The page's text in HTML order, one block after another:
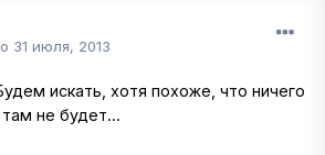
31 июля, 2013
искать, хотя похоже, что ничего
не будет...